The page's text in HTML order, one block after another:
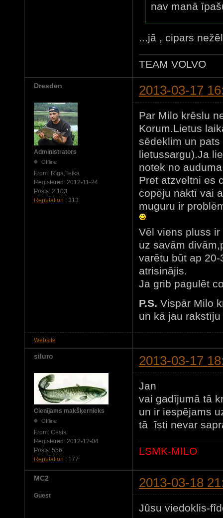
nav manā
...jā , cipars
TEAM VOLVO
Dresden 2013-03-17
Administrators
Offline
From: Rīga,Teika
Registered: 2012-11-24
Posts: 2,103
Reputation : 313
Par Milo krēslu
Korum.Lietus
sēdeklim un
lietussargu).Ja
notek no
Pret atzveltni es
copēju naktī vai
muguru ir
Vēl viens pluss
uz savām
varētu būt ap
atrisinājis.
Ja grib pagulēt
P.S. Vispār Milo
un kā jau
Website
siluro 2013-03-17
Cienījams makšķernieks
Offline
From: Cēsis
Registered: 2012-12-04
Posts: 556
Reputation : 177
Jan
vai gadījumā tā
un ir iespējams
tā īsti nevar
LSMK-MILO
MC2 2013-03-18
Guest
Jûsu viedoklis-